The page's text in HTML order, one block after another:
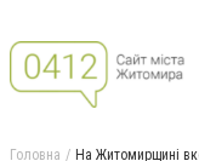
Головна На Житомирщині